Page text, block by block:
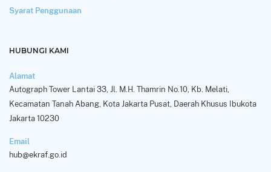
Syarat Penggunaan
HUBUNGI KAMI
Alamat
Autograph Tower Lantai 33, Jl. M.H. Thamrin No.10, Kb. Melati,
Kecamatan Tanah Abang, Kota Jakarta Pusat, Daerah Khusus Ibukota
Jakarta 10230
Email
hub@ekraf.go.id